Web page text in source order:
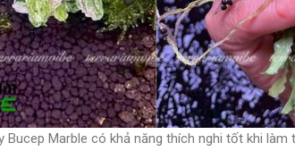
Bucep Marble có khả năng thích nghi tốt khi làm